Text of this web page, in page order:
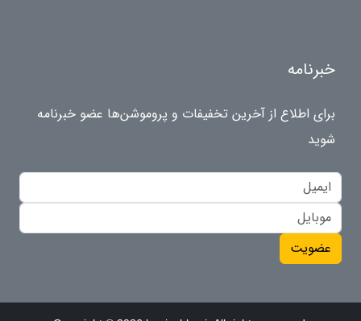
خبرنامه
برای اطلاع از آخرین تخفیفات و پروموشن‌ها عضو خبرنامه
شوید
عضویت